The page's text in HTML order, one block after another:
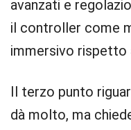
avanzati e
il controller come
immersivo rispetto
Il terzo punto
dà molto, ma